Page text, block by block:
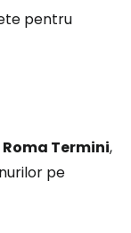
pentru
Roma Termini,
pe